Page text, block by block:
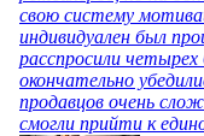
свою систему
индивидуален был
расспросили четырех
окончательно
продавцов очень
смогли прийти к